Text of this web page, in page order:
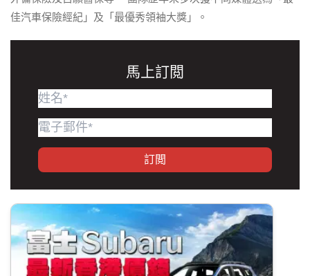
佳汽車保險經紀」及「最優秀領袖大獎」。
馬上訂閲
訂閲